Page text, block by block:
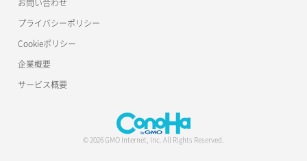
お問い合わせ
プライバシーポリシー
Cookieポリシー
企業概要
サービス概要
© 2026 GMO Internet, Inc. All Rights Reserved.